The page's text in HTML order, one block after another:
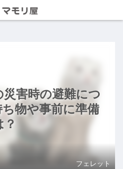
災害時の避難につ
物や事前に準備
フェレット